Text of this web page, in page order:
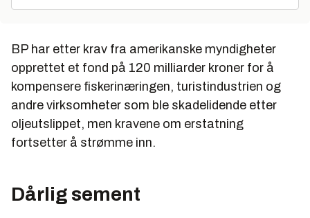
BP har etter krav fra amerikanske myndigheter
opprettet et fond på 120 milliarder kroner for å
kompensere fiskerinæringen, turistindustrien og
andre virksomheter som ble skadelidende etter
oljeutslippet, men kravene om erstatning
fortsetter å strømme inn.
Dårlig sement